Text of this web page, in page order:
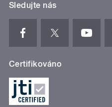
Sledujte nás
Certifikováno